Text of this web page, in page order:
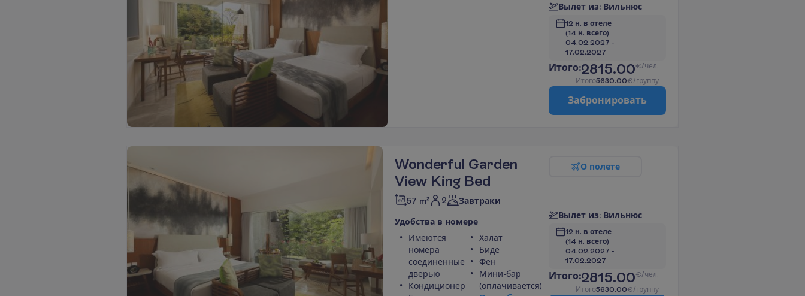
Вылет из: Вильнюс
12 н. в отеле
(14 н. всего)
04.02.2027 -
17.02.2027
Итого:2815.00€/чел.
Итого5630.00€/группу
Забронировать
Wonderful Garden
View King Bed
57 m² 2 Завтраки
Удобства в номере
Имеются
номера
соединенные
дверью
Кондиционер
Халат
Биде
Фен
Мини-бар
(оплачивается)
Вылет из: Вильнюс
12 н. в отеле
(14 н. всего)
04.02.2027 -
17.02.2027
Итого:2815.00€/чел.
Итого5630.00€/группу
О полете